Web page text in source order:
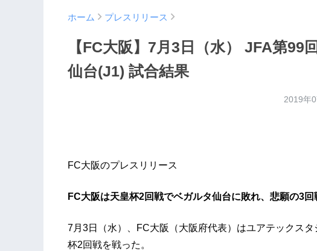
ホーム プレスリリース
【FC大阪】7月3日（水） JFA第99
仙台(J1) 試合結果
2019年
FC大阪のプレスリリース
FC大阪は天皇杯2回戦でベガルタ仙台に敗れ、悲願の3回
7月3日（水）、FC大阪（大阪府代表）はユアテックス
杯2回戦を戦った。